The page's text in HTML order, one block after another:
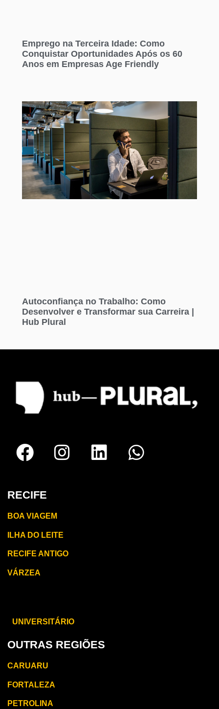
Emprego na Terceira Idade: Como
Conquistar Oportunidades Após os 60
Anos em Empresas Age Friendly
Autoconfiança no Trabalho: Como
Desenvolver e Transformar sua Carreira |
Hub Plural
RECIFE
BOA VIAGEM
ILHA DO LEITE
RECIFE ANTIGO
VÁRZEA
UNIVERSITÁRIO
OUTRAS REGIÕES
CARUARU
FORTALEZA
PETROLINA